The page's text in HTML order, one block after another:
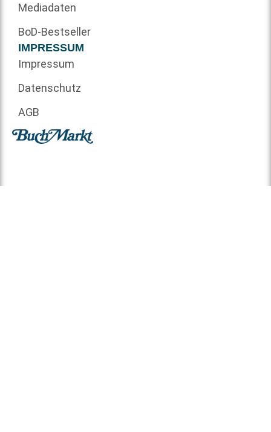
Mediadaten
BoD-Bestseller
IMPRESSUM
Impressum
Datenschutz
AGB